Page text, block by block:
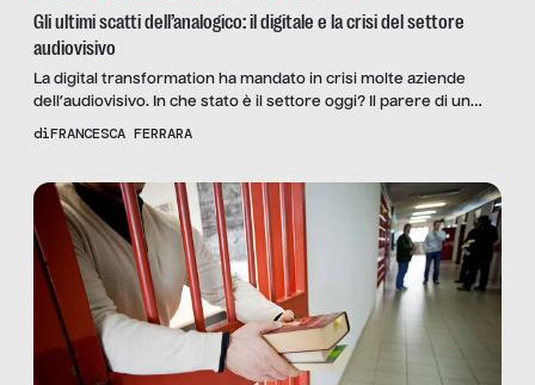
Gli ultimi scatti dell’analogico: il digitale e la crisi del settore
audiovisivo
La digital transformation ha mandato in crisi molte aziende
dell’audiovisivo. In che stato è il settore oggi? Il parere di un
professionista.
diFRANCESCA FERRARA